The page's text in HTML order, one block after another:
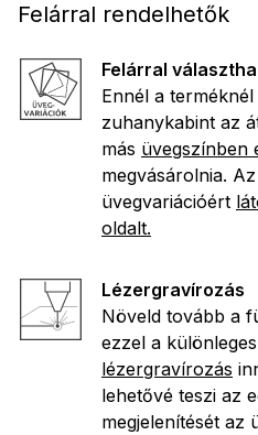
Felárral rendelhetők
Felárral
Ennél a
zuhanykabint az
más üvegszínben
megvásárolnia.
üvegvariációért
oldalt.
Lézergravírozás
Növeld tovább a
ezzel a
lézergravírozás
lehetővé teszi az
megjelenítését az